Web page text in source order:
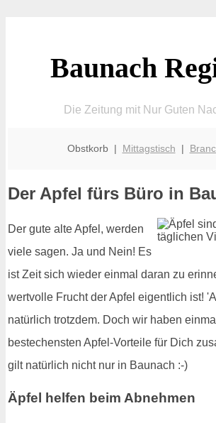
Baunach
Die Zeitung mit Nur Guten
Obstkorb | Mittagstisch |
Der Apfel fürs Büro in
Der gute alte Apfel, werden
viele sagen. Ja und Nein! Es
ist Zeit sich wieder einmal daran zu
wertvolle Frucht der Apfel eigentlich ist!
natürlich trotzdem. Doch wir haben
bestechensten Apfel-Vorteile für Dich
gilt natürlich nicht nur in Baunach :-)
Äpfel helfen beim Abnehmen